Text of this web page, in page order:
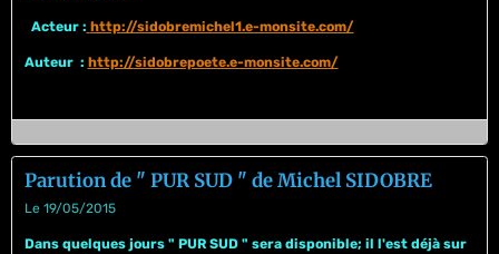
Acteur : http://sidobremichel1.e-monsite.com/
Auteur : http://sidobrepoete.e-monsite.com/
Parution de " PUR SUD " de Michel SIDOBRE
Le 19/05/2015
Dans quelques jours " PUR SUD " sera disponible; il l'est déjà sur